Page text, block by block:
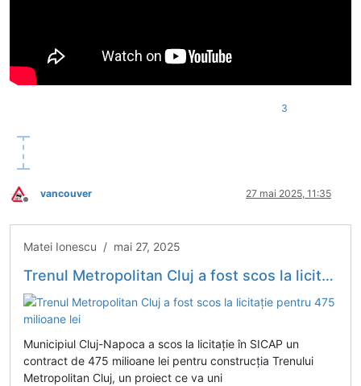
3
Deconectat
vancouver 27 mai 2025, 11:35
Matei Ionescu / mai 27, 2025
Trenul Metropolitan Cluj a fost scos la licitație pentru 475 milioane lei
Municipiul Cluj-Napoca a scos la licitație în SICAP un
contract de 475 milioane lei pentru construcția Trenului
Metropolitan Cluj, un proiect ce va uni